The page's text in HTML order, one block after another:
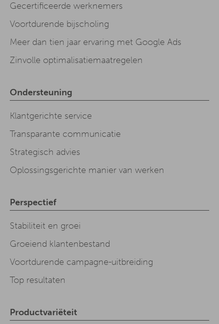
Gecertificeerde werknemers
Voortdurende bijscholing
Meer dan tien jaar ervaring met Google Ads
Zinvolle optimalisatiemaatregelen
Ondersteuning
Klantgerichte service
Transparante communicatie
Strategisch advies
Oplossingsgerichte manier van werken
Perspectief
Stabiliteit en groei
Groeiend klantenbestand
Voortdurende campagne-uitbreiding
Top resultaten
Productvariëteit